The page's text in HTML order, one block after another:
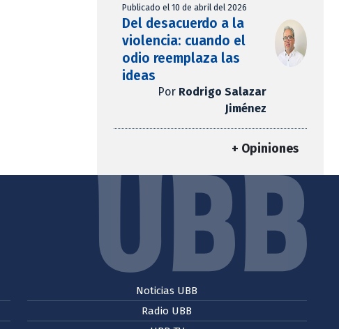
Publicado el 10 de abril del 2026
Del desacuerdo a la
violencia: cuando el
odio reemplaza las
ideas
Por Rodrigo Salazar
Jiménez
+ Opiniones
Noticias UBB
Radio UBB